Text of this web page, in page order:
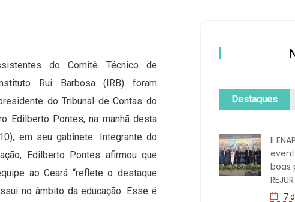
do Comitê Técnico de
Rui Barbosa (IRB) foram
do Tribunal de Contas do
Edilberto Pontes, na manhã desta
em seu gabinete. Integrante do
Edilberto Pontes afirmou que
ao Ceará “reflete o destaque
no âmbito da educação. Esse é
Destaques
II
boas
REJUR
7